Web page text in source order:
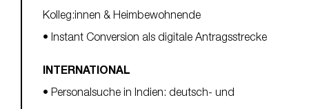
Kolleg:innen & Heimbewohnende
• Instant Conversion als digitale Antragsstrecke
INTERNATIONAL
• Personalsuche in Indien: deutsch- und